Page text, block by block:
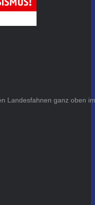
Landesfahnen ganz oben